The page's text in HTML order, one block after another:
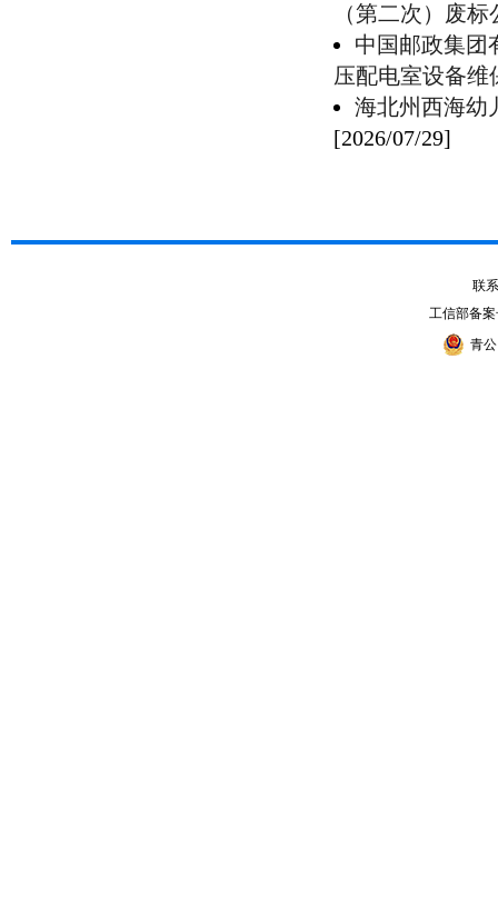
（第二次）废标
中国邮政集团
压配电室设备维
海北州西海幼
[2026/07/29]
联
工信部备
青公